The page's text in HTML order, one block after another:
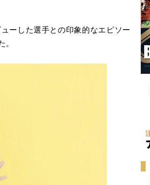
ーした選手との印象的なエピソー